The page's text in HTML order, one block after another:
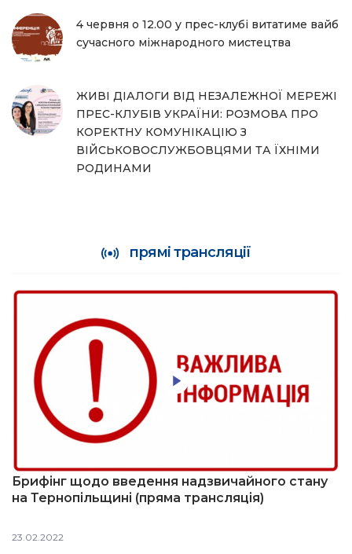
4 червня о 12.00 у прес-клубі витатиме вайб
сучасного міжнародного мистецтва
ЖИВІ ДІАЛОГИ ВІД НЕЗАЛЕЖНОЇ МЕРЕЖІ
ПРЕС-КЛУБІВ УКРАЇНИ: РОЗМОВА ПРО
КОРЕКТНУ КОМУНІКАЦІЮ З
ВІЙСЬКОВОСЛУЖБОВЦЯМИ ТА ЇХНІМИ
РОДИНАМИ
прямі трансляції
Брифінг щодо введення надзвичайного стану
на Тернопільщині (пряма трансляція)
23.02.2022